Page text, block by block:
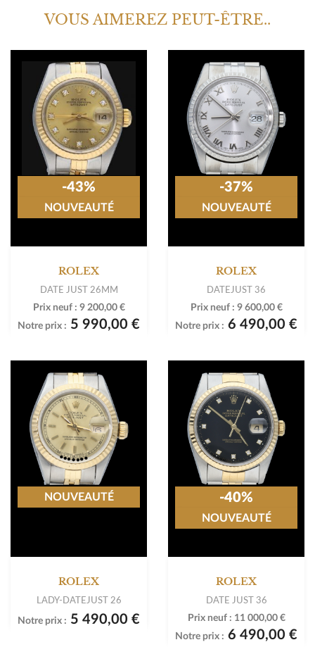
VOUS AIMEREZ PEUT-ÊTRE..
ROLEX
DATE JUST 26MM
Prix neuf : 9 200,00 €
Notre prix : 5 990,00 €
-43%
NOUVEAUTÉ
ROLEX
DATEJUST 36
Prix neuf : 9 600,00 €
Notre prix : 6 490,00 €
-37%
NOUVEAUTÉ
ROLEX
LADY-DATEJUST 26
Notre prix : 5 490,00 €
NOUVEAUTÉ
ROLEX
DATE JUST 36
Prix neuf : 11 000,00 €
Notre prix : 6 490,00 €
-40%
NOUVEAUTÉ